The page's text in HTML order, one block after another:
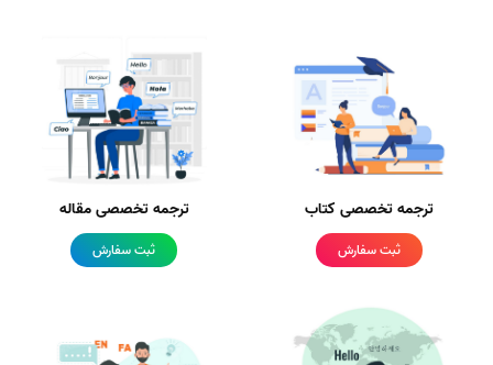
ترجمه تخصصی کتاب
ثبت سفارش
ترجمه تخصصی مقاله
ثبت سفارش